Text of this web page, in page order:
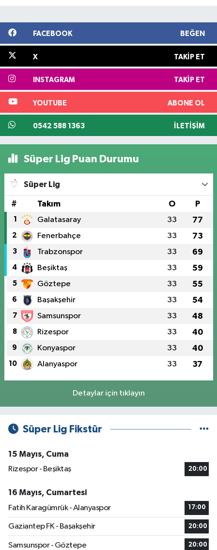
FACEBOOK BEĞEN
X TAKIP ET
INSTAGRAM TAKIP ET
YOUTUBE ABONE OL
0542 588 1363 İLETIŞIM
Süper Lig Puan Durumu
Süper Lig
# Takım O P
1 Galatasaray 33 77
2 Fenerbahçe 33 73
3 Trabzonspor 33 69
4 Beşiktaş 33 59
5 Göztepe 33 55
6 Başakşehir 33 54
7 Samsunspor 33 48
8 Rizespor 33 40
9 Konyaspor 33 40
10 Alanyaspor 33 37
Detaylar için tıklayın
Süper Lig Fikstür
15 Mayıs, Cuma
Rizespor - Beşiktaş
20:00
16 Mayıs, Cumartesi
Fatih Karagümrük - Alanyaspor
17:00
Gaziantep FK - Başakşehir 20:00
Samsunspor - Göztepe 20:00